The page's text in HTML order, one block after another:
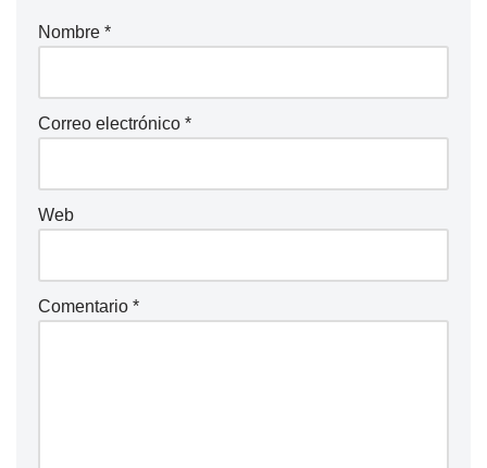
Nombre *
Correo electrónico *
Web
Comentario *